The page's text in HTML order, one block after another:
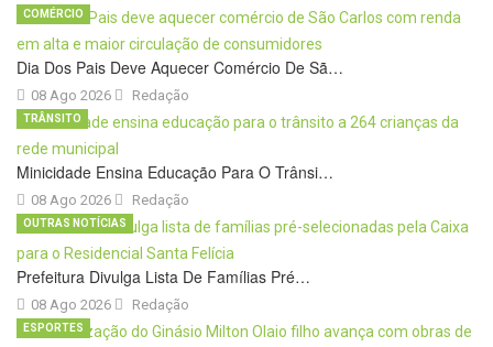
Dia Dos Pais Deve Aquecer Comércio De Sã…
08 Ago 2026
COMÉRCIO
Redação
Minicidade Ensina Educação Para O Trânsi…
08 Ago 2026
TRÂNSITO
Redação
Prefeitura Divulga Lista De Famílias Pré…
08 Ago 2026
OUTRAS NOTÍCIAS
Redação
ESPORTES